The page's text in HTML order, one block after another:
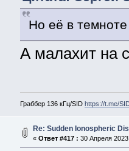
Но её в
А малахит на
Граббер 136 кГц/SID https://t.me/
Re: Sudden Ionospheric
« Ответ #417 : 30 Апреля